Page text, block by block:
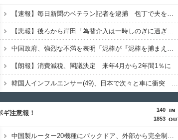
【速報】毎日新聞のベテラン記者を逮捕 包丁で夫を脅した容疑
【悲報】後ろから岸田「為替介入は一時しのぎに過ぎない（キリッ」
中国政府、強烈な不満を表明「泥棒が『泥棒を捕まえろ』と叫ぶようなやり口で中国を貶めている」と強く非難！
【朗報】消費減税、閣議決定 来年4月から2年間1％に
韓国人インフルエンサー(49)、日本で次々と車に衝突 計7台巻き込み 八王子
140
1853
ギ注意報！
中国製ルーター20機種にバックドア、外部から完全制御のおそれ